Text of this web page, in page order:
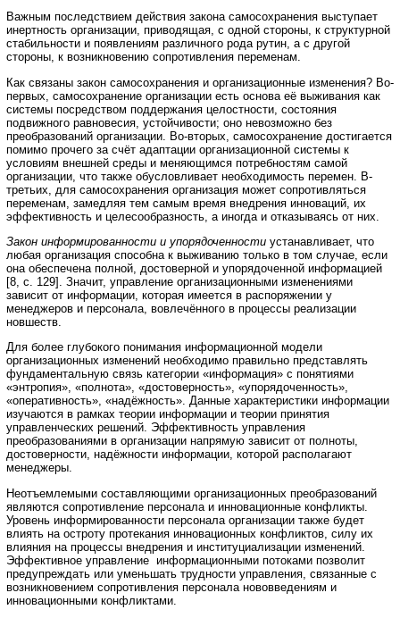
Важным последствием действия закона самосохранения выступает
инертность организации, приводящая, с одной стороны, к структурной
стабильности и появлениям различного рода рутин, а с другой
стороны, к возникновению сопротивления переменам.
Как связаны закон самосохранения и организационные изменения? Во-
первых, самосохранение организации есть основа её выживания как
системы посредством поддержания целостности, состояния
подвижного равновесия, устойчивости; оно невозможно без
преобразований организации. Во-вторых, самосохранение достигается
помимо прочего за счёт адаптации организационной системы к
условиям внешней среды и меняющимся потребностям самой
организации, что также обусловливает необходимость перемен. В-
третьих, для самосохранения организация может сопротивляться
переменам, замедляя тем самым время внедрения инноваций, их
эффективность и целесообразность, а иногда и отказываясь от них.
Закон информированности и упорядоченности устанавливает, что
любая организация способна к выживанию только в том случае, если
она обеспечена полной, достоверной и упорядоченной информацией
[8, с. 129]. Значит, управление организационными изменениями
зависит от информации, которая имеется в распоряжении у
менеджеров и персонала, вовлечённого в процессы реализации
новшеств.
Для более глубокого понимания информационной модели
организационных изменений необходимо правильно представлять
фундаментальную связь категории «информация» с понятиями
«энтропия», «полнота», «достоверность», «упорядоченность»,
«оперативность», «надёжность». Данные характеристики информации
изучаются в рамках теории информации и теории принятия
управленческих решений. Эффективность управления
преобразованиями в организации напрямую зависит от полноты,
достоверности, надёжности информации, которой располагают
менеджеры.
Неотъемлемыми составляющими организационных преобразований
являются сопротивление персонала и инновационные конфликты.
Уровень информированности персонала организации также будет
влиять на остроту протекания инновационных конфликтов, силу их
влияния на процессы внедрения и институциализации изменений.
Эффективное управление информационными потоками позволит
предупреждать или уменьшать трудности управления, связанные с
возникновением сопротивления персонала нововведениям и
инновационными конфликтами.